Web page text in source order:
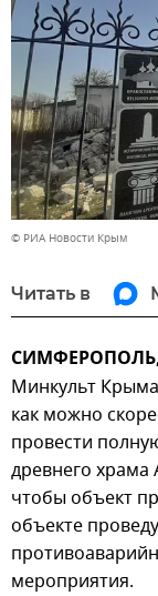
© РИА Новости Крым
Читать в
СИМФЕРОПОЛЬ,
Минкульт
как можно
провести
древнего храма
чтобы объект
объекте
мероприятия.